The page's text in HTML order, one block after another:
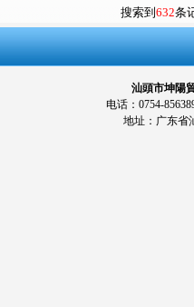
搜索到 632条
汕頭市坤陽
电话：0754-
地址：广东省